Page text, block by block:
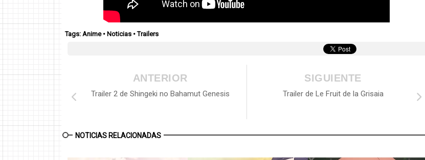
Tags: Anime• Noticias •Trailers
SIGUIENTE
Trailer de Le Fruit de la Grisaia
ANTERIOR
Trailer 2 de Shingeki no Bahamut Genesis
NOTICIAS RELACIONADAS